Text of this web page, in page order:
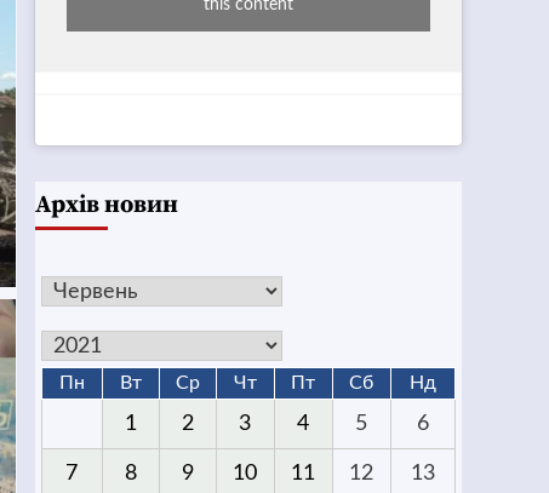
this content
Архів новин
Пн Вт Ср Чт Пт Сб Нд
1 2 3 4 5 6
7 8 9 10 11 12 13